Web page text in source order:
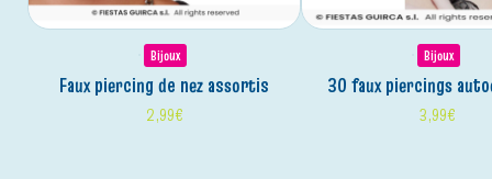
Bijoux
faux piercing de nez assortis
2,99€
Bijoux
30 faux piercings
3,99€